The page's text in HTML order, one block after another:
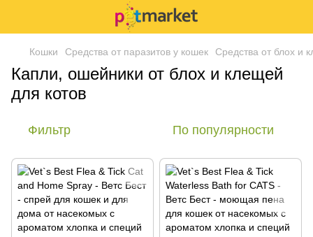
Кошки Средства от паразитов у кошек Средства от блох и
Капли, ошейники от блох и клещей
для котов
Фильтр По популярности